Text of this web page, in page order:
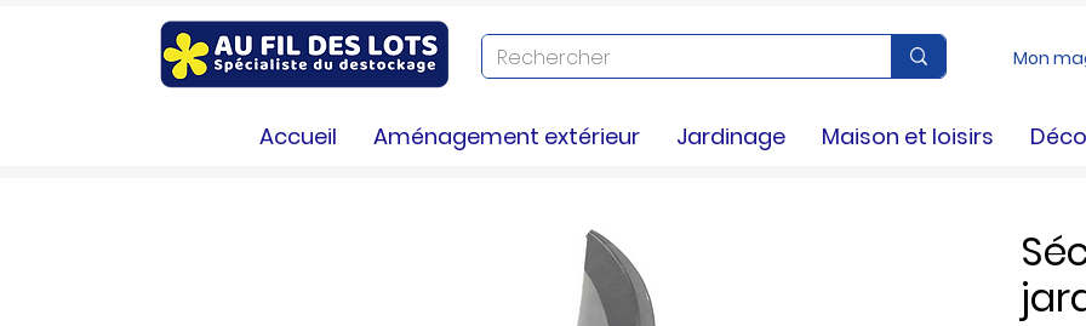
Mon
Accueil Aménagement extérieur Jardinage Maison et loisirs